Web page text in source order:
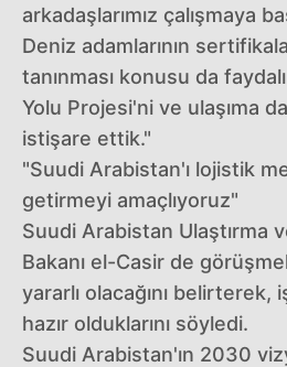
arkadaşlarımız çalışmaya
Deniz adamlarının
tanınması konusu da
Yolu Projesi'ni ve ulaşıma
istişare ettik."
"Suudi Arabistan'ı lojistik
getirmeyi amaçlıyoruz"
Suudi Arabistan Ulaştırma
Bakanı el-Casir de
yararlı olacağını belirterek,
hazır olduklarını söyledi.
Suudi Arabistan'ın 2030